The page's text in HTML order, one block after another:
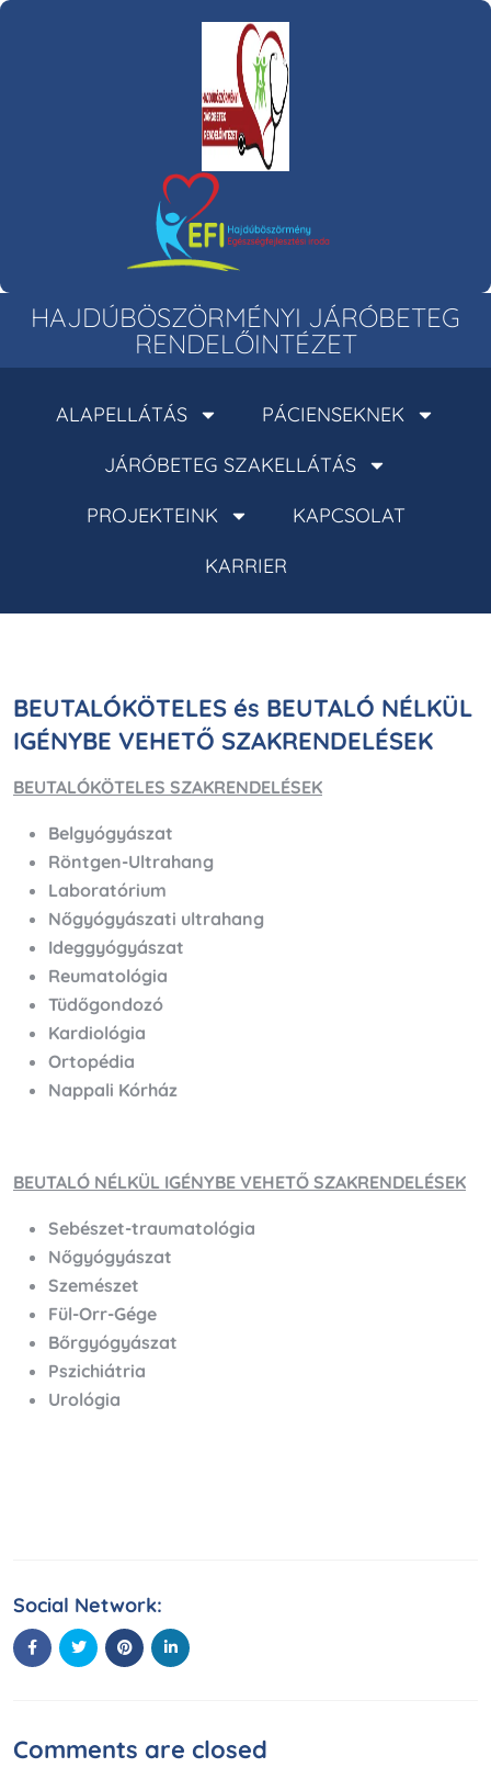
HAJDÚBÖSZÖRMÉNYI JÁRÓBETEG
RENDELŐINTÉZET
ALAPELLÁTÁS
PÁCIENSEKNEK
JÁRÓBETEG SZAKELLÁTÁS
PROJEKTEINK
KAPCSOLAT
KARRIER
BEUTALÓKÖTELES és BEUTALÓ NÉLKÜL
IGÉNYBE VEHETŐ SZAKRENDELÉSEK
BEUTALÓKÖTELES SZAKRENDELÉSEK
Belgyógyászat
Röntgen-Ultrahang
Laboratórium
Nőgyógyászati ultrahang
Ideggyógyászat
Reumatológia
Tüdőgondozó
Kardiológia
Ortopédia
Nappali Kórház
BEUTALÓ NÉLKÜL IGÉNYBE VEHETŐ SZAKRENDELÉSEK
Sebészet-traumatológia
Nőgyógyászat
Szemészet
Fül-Orr-Gége
Bőrgyógyászat
Pszichiátria
Urológia
Social Network:
Comments are closed